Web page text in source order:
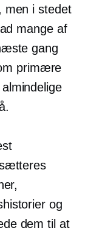
men i stedet
mange af
gang
primære
og
dem til at